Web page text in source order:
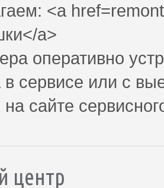
<a
a>
оперативно
в сервисе или с
сайте
центр